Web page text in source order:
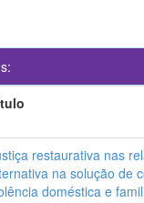
restaurativa nas
na solução de
doméstica e